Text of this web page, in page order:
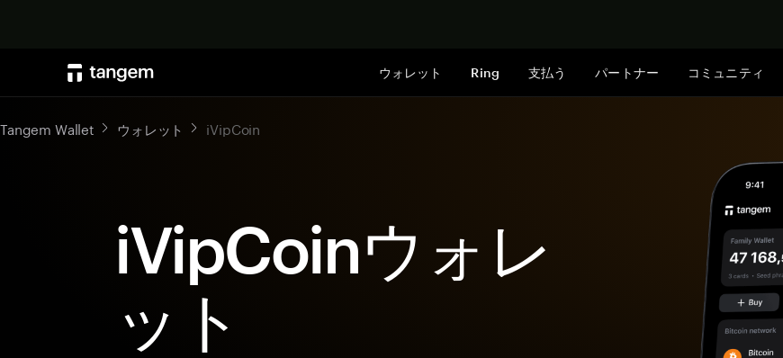
ウォレット Ring 支払う パートナー コミュニティ
Tangem Wallet ウォレット iVipCoin
iVipCoinウォレ
ット